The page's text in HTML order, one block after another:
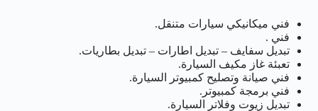
فني ميكانيكي سيارات متنقل.
فني .
تبديل سفايف – تبديل اطارات – تبديل بطاريات.
تعبئة غاز مكيف السيارة.
فني صيانة وتصليح كمبيوتر السيارة.
فني برمجة كمبيوتر.
تبديل زيوت وفلاتر السيارة.